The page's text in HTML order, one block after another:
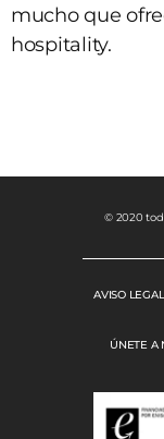
mucho que
hospitality.
© 2020
AVISO LEGAL
ÚNETE A